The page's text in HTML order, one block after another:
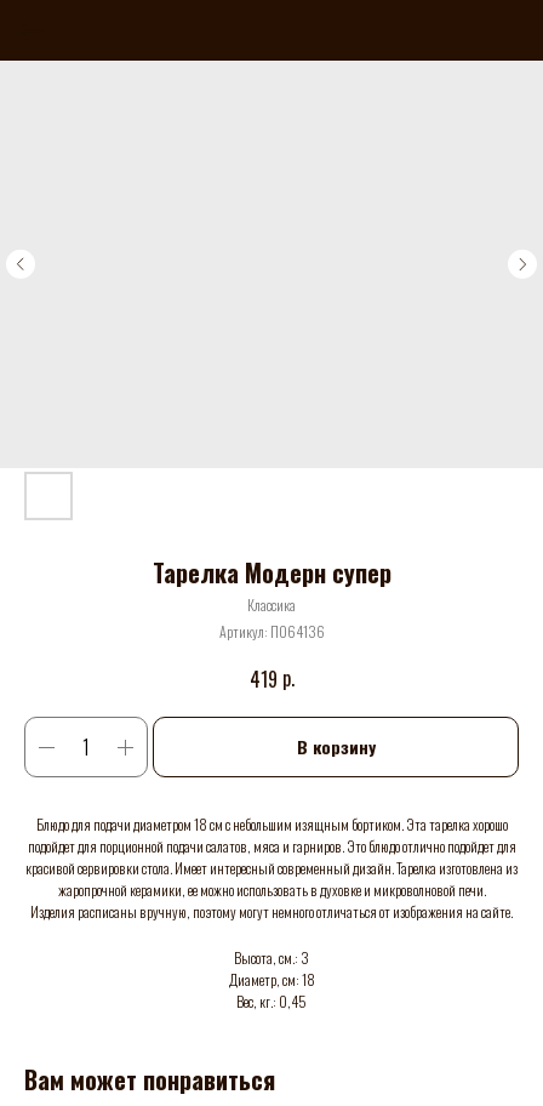
Тарелка Модерн супер
Классика
Артикул: П064136
419 р.
В корзину
Блюдо для подачи диаметром 18 см с небольшим изящным бортиком. Эта тарелка хорошо
подойдет для порционной подачи салатов, мяса и гарниров. Это блюдо отлично подойдет для
красивой сервировки стола. Имеет интересный современный дизайн. Тарелка изготовлена из
жаропрочной керамики, ее можно использовать в духовке и микроволновой печи.
Изделия расписаны вручную, поэтому могут немного отличаться от изображения на сайте.
Высота, см.: 3
Диаметр, см: 18
Вес, кг.: 0,45
Вам может понравиться